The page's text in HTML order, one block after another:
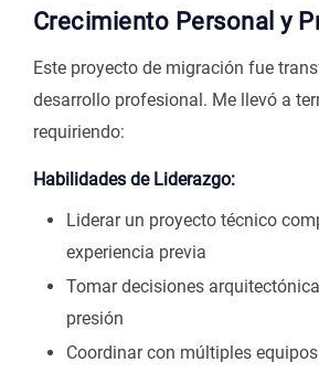
Crecimiento Personal y
Este proyecto de migración fue
desarrollo profesional. Me llevó a
requiriendo:
Habilidades de Liderazgo:
Liderar un proyecto técnico
experiencia previa
Tomar decisiones
presión
Coordinar con múltiples